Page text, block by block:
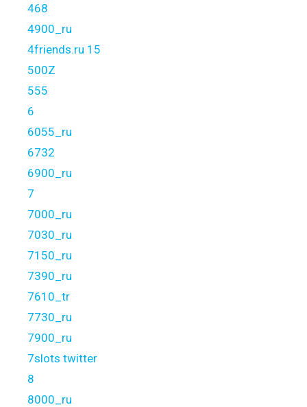
468
4900_ru
4friends.ru 15
500Z
555
6
6055_ru
6732
6900_ru
7
7000_ru
7030_ru
7150_ru
7390_ru
7610_tr
7730_ru
7900_ru
7slots twitter
8
8000_ru